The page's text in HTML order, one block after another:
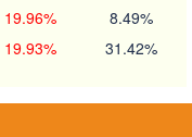
19.96% 8.49%
19.93% 31.42%